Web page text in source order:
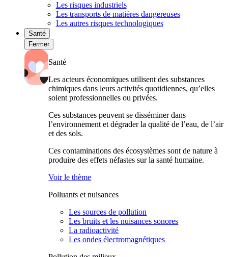
Les risques industriels
Les transports de matières dangereuses
Les autres risques technologiques
Santé
Fermer
Santé
Les acteurs économiques utilisent des substances
chimiques dans leurs activités quotidiennes, qu’elles
soient professionnelles ou privées.
Ces substances peuvent se disséminer dans
l’environnement et dégrader la qualité de l’eau, de l’air
et des sols.
Ces contaminations des écosystèmes sont de nature à
produire des effets néfastes sur la santé humaine.
Voir le thème
Polluants et nuisances
Les sources de pollution
Les bruits et les nuisances sonores
La radioactivité
Les ondes électromagnétiques